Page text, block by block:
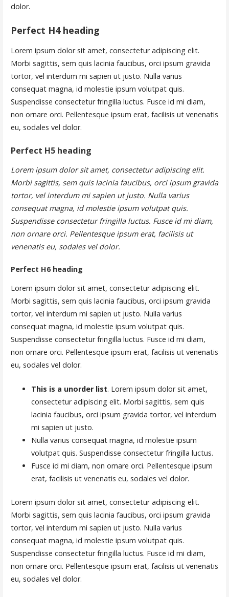
dolor.
Perfect H4 heading
Lorem ipsum dolor sit amet, consectetur adipiscing elit.
Morbi sagittis, sem quis lacinia faucibus, orci ipsum gravida
tortor, vel interdum mi sapien ut justo. Nulla varius
consequat magna, id molestie ipsum volutpat quis.
Suspendisse consectetur fringilla luctus. Fusce id mi diam,
non ornare orci. Pellentesque ipsum erat, facilisis ut venenatis
eu, sodales vel dolor.
Perfect H5 heading
Lorem ipsum dolor sit amet, consectetur adipiscing elit.
Morbi sagittis, sem quis lacinia faucibus, orci ipsum gravida
tortor, vel interdum mi sapien ut justo. Nulla varius
consequat magna, id molestie ipsum volutpat quis.
Suspendisse consectetur fringilla luctus. Fusce id mi diam,
non ornare orci. Pellentesque ipsum erat, facilisis ut
venenatis eu, sodales vel dolor.
Perfect H6 heading
Lorem ipsum dolor sit amet, consectetur adipiscing elit.
Morbi sagittis, sem quis lacinia faucibus, orci ipsum gravida
tortor, vel interdum mi sapien ut justo. Nulla varius
consequat magna, id molestie ipsum volutpat quis.
Suspendisse consectetur fringilla luctus. Fusce id mi diam,
non ornare orci. Pellentesque ipsum erat, facilisis ut venenatis
eu, sodales vel dolor.
This is a unorder list. Lorem ipsum dolor sit amet,
consectetur adipiscing elit. Morbi sagittis, sem quis
lacinia faucibus, orci ipsum gravida tortor, vel interdum
mi sapien ut justo.
Nulla varius consequat magna, id molestie ipsum
volutpat quis. Suspendisse consectetur fringilla luctus.
Fusce id mi diam, non ornare orci. Pellentesque ipsum
erat, facilisis ut venenatis eu, sodales vel dolor.
Lorem ipsum dolor sit amet, consectetur adipiscing elit.
Morbi sagittis, sem quis lacinia faucibus, orci ipsum gravida
tortor, vel interdum mi sapien ut justo. Nulla varius
consequat magna, id molestie ipsum volutpat quis.
Suspendisse consectetur fringilla luctus. Fusce id mi diam,
non ornare orci. Pellentesque ipsum erat, facilisis ut venenatis
eu, sodales vel dolor.